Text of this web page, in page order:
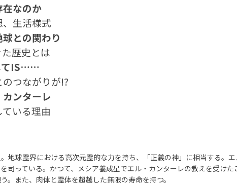
なのか
生活様式
との関わり
歴史とは
てIS……
つながりが!?
カンターレ
いる理由
地球霊界における高次元霊的な力を持ち、「正義の神」に相当する。
司っている。かつて、メシア養成星でエル・カンターレの教えを受け
。また、肉体と霊体を超越した無限の寿命を持つ。